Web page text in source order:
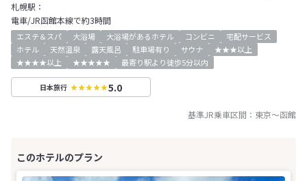
札幌駅：
電車/JR函館本線で約3時間
エステ＆スパ 大浴場 大浴場があるホテル コンビニ
宅配サービス
ホテル
天然温泉 露天風呂 駐車場有り サウナ
★★★以上
★★★★以上
★★★★★ 最寄り駅より徒歩5分以内
日本旅行 5.0
基準JR乗車区間： 東京～函館